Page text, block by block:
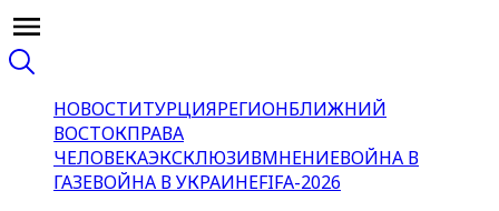
НОВОСТИТУРЦИЯРЕГИОНБЛИЖНИЙ
ВОСТОКПРАВА
ЧЕЛОВЕКАЭКСКЛЮЗИВМНЕНИЕВОЙНА В
ГАЗЕВОЙНА В УКРАИНЕFIFA-2026